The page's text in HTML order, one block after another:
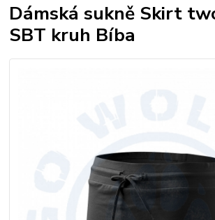
Dámská sukně Skirt
SBT kruh Bíba